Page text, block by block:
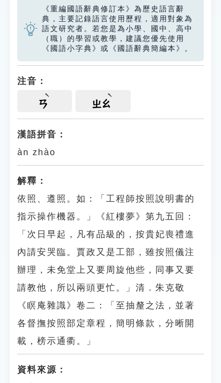
《重編國語辭典修訂本》為歷史語言辭
典，主要記錄語言使用歷程，適用對象為
語文研究者。若您是為小學、國中、高中
（職）的學習或教學，建議您優先使用
《國語小字典》或《國語辭典簡編本》。
注音：
ㄢ ㄓㄠ
漢語拼音：
àn zhào
解釋：
依照、遵照。如：「工程師按照說明書的
指示操作機器。」《紅樓夢》第九五回：
「次日早起，凡有品級的，按貴妃喪禮進
內請安哭臨。賈政又是工部，雖按照儀注
辦理，未免堂上又要周旋他些，同事又要
請教他，所以兩頭更忙。」清．朱克敬
《瞑庵雜識》卷二：「至抽釐之法，並著
各督撫按照部定章程，簡明條款，分晰開
載，榜示通衢。」
資料來源：